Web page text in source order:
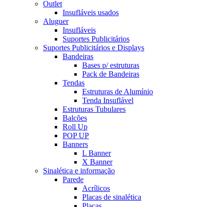
Outlet
Insufláveis usados
Aluguer
Insufláveis
Suportes Publicitários
Suportes Publicitários e Displays
Bandeiras
Bases p/ estruturas
Pack de Bandeiras
Tendas
Estruturas de Alumínio
Tenda Insuflável
Estruturas Tubulares
Balcões
Roll Up
POP UP
Banners
L Banner
X Banner
Sinalética e informação
Parede
Acrílicos
Placas de sinalética